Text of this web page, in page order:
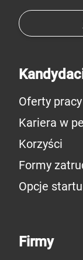
Oferty pracy
Kariera w
Korzyści
Formy
Opcje
Firmy